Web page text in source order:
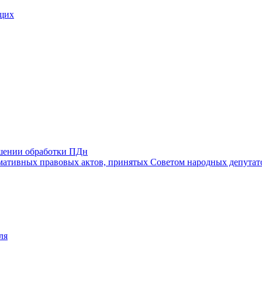
обработки ПДн
правовых актов, принятых Советом народных